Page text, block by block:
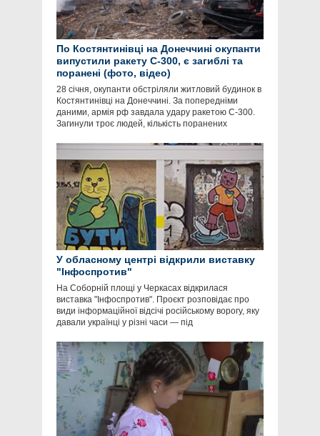
По Костянтинівці на Донеччині окупанти
випустили ракету С-300, є загиблі та
поранені (фото, відео)
28 січня, окупанти обстріляли житловий будинок в
Костянтинівці на Донеччині. За попередніми
даними, армія рф завдала удару ракетою С-300.
Загинули троє людей, кількість поранених
У обласному центрі відкрили виставку
"Інфоспротив"
На Соборній площі у Черкасах відкрилася
виставка "Інфоспротив". Проєкт розповідає про
види інформаційної відсічі російському ворогу, яку
давали українці у різні часи — під